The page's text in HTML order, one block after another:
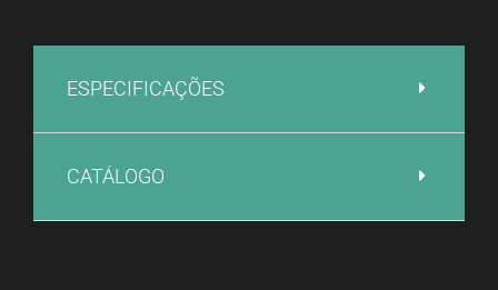
ESPECIFICAÇÕES
CATÁLOGO